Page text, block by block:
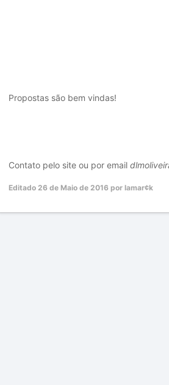
Propostas são bem vindas!
Contato pelo site ou por email
Editado 26 de Maio de 2016 por lamar¢k